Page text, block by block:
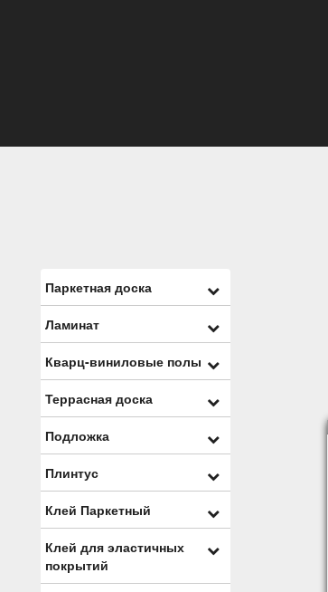
Паркетная доска
Ламинат
Кварц-виниловые полы
Террасная доска
Подложка
Плинтус
Клей Паркетный
Клей для эластичных
покрытий